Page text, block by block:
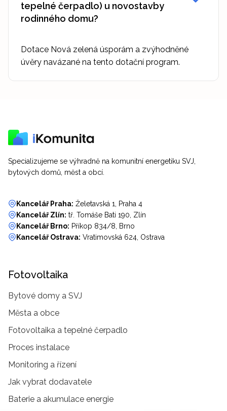
tepelné čerpadlo) u novostavby
rodinného domu?
Dotace Nová zelená úsporám a zvýhodněné
úvěry navázané na tento dotační program.
Specializujeme se výhradně na komunitní energetiku SVJ,
bytových domů, měst a obcí.
Kancelář Praha: Želetavská 1, Praha 4
Kancelář Zlín: tř. Tomáše Bati 190, Zlín
Kancelář Brno: Příkop 834/8, Brno
Kancelář Ostrava: Vratimovská 624, Ostrava
Fotovoltaika
Bytové domy a SVJ
Města a obce
Fotovoltaika a tepelné čerpadlo
Proces instalace
Monitoring a řízení
Jak vybrat dodavatele
Baterie a akumulace energie